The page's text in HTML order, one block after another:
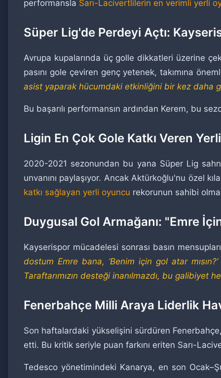
performansla Sarı-Lacivertlilerin en verimli yerli
Süper Lig'de Perdeyi Açtı:
Avrupa kupalarında üç golle dikkatleri üzerine
pasını gole çeviren genç yetenek, takımına
asist yaparak hücumdaki etkinliğini bir kez daha
Bu başarılı performansın ardından Kerem, bu
Ligin En Çok Gole Katkı Veren
2020-2021 sezonundan bu yana Süper Lig
unvanını paylaşıyor. Ancak Aktürkoğlu'nu özel
katkı sağlayan yerli oyuncu rekorunun sahibi
Duygusal Gol Armağanı: "Emre
Kayserispor mücadelesi sonrası basın
dostum Emre bana, ‘Benim için gol atar
Taraftarımızın desteği inanılmazdı, bu galibiyet
Fenerbahçe Milli Araya Liderlik
Son haftalardaki yükselişini sürdüren
etti. Bu kritik seriyle puan farkını eriten Sarı-
Tedesco yönetimindeki Kanarya, en son